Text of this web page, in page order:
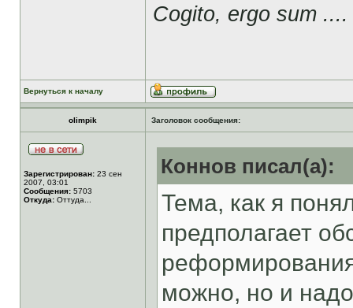
Cogito, ergo sum ....
Вернуться к началу
olimpik Заголовок сообщения:
Зарегистрирован: 23 сен
2007, 03:01
Сообщения: 5703
Откуда: Оттуда...
Коннов писал(а):
Тема, как я
предполагает
можно, но и